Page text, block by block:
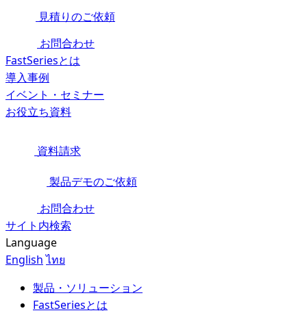
見積りのご依頼
お問合わせ
FastSeriesとは
導入事例
イベント・セミナー
お役立ち資料
資料請求
製品デモのご依頼
お問合わせ
サイト内検索
Language
English ไทย
製品・ソリューション
FastSeriesとは